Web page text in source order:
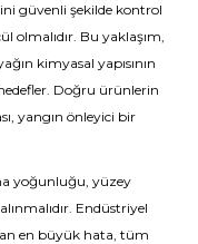
güvenli şekilde kontrol
olmalıdır. Bu yaklaşım,
kimyasal yapısının
Doğru ürünlerin
yangın önleyici bir
yoğunluğu, yüzey
Endüstriyel
en büyük hata, tüm